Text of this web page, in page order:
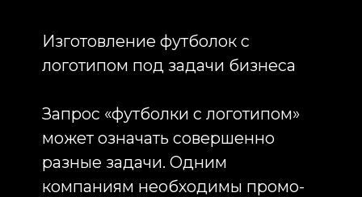
Брендирование футболок: какие